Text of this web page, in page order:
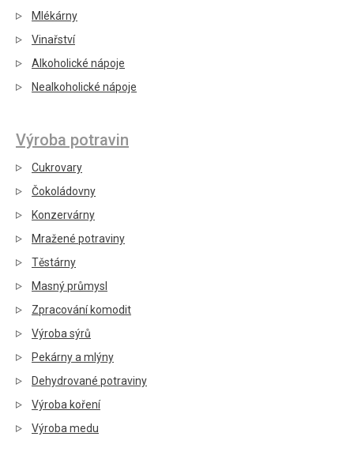
Mlékárny
Vinařství
Alkoholické nápoje
Nealkoholické nápoje
Výroba potravin
Cukrovary
Čokoládovny
Konzervárny
Mražené potraviny
Těstárny
Masný průmysl
Zpracování komodit
Výroba sýrů
Pekárny a mlýny
Dehydrované potraviny
Výroba koření
Výroba medu